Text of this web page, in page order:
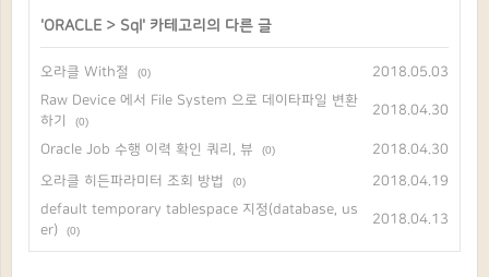
'ORACLE > Sql ' 카테고리의 다른 글
오라클 With절 (0)
2018.05.03
Raw Device 에서 File System 으로 데이타파일 변환
하기
(0)
2018.04.30
Oracle Job 수행 이력 확인 쿼리, 뷰 (0) 2018.04.30
오라클 히든파라미터 조회 방법 (0)
2018.04.19
default temporary tablespace 지정(database, us
er)
(0)
2018.04.13